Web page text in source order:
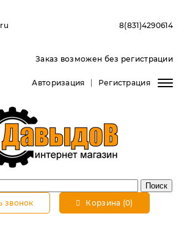
8(831)4290614
Заказ возможен без регистрации
Авторизация Регистрация
звонок Корзина (0)